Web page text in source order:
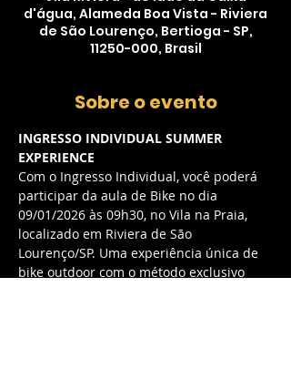
d'água, Alameda Boa Vista - Riviera
de São Lourenço, Bertioga - SP,
11250-000, Brasil
Sobre o evento
INGRESSO INDIVIDUAL SUMMER
EXPERIENCE
Com o Ingresso Individual, você poderá
participar da aula de Bike no dia
09/01/2026 às 09h30, no Vila na Praia,
localizado em Riviera de São
Lourenço/SP. Uma experiência única de
bike outdoor com o método exclusivo